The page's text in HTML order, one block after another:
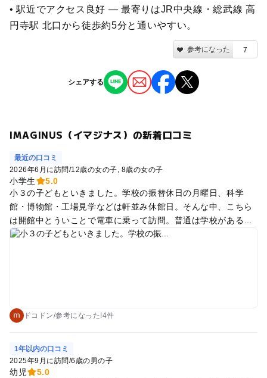
• 駅近でアクセス良好 — 最寄りはJR中央線・総武線 高
円寺駅 北口から徒歩約5分と通いやすい。
参考になった 7
シェアする
IMAGINUS（イマジナス）の新着口コミ
最近の口コミ
2026年6月に訪問/12歳の女の子 8歳の女の子
小学生
5.0
小３の子どもといきました。学校の振替休日の月曜日、科学
館・博物館・工場見学などは軒並み休館日。そんな中、こちら
は開館中とういことで電車に乗って訪問。普通は学校がある日
なので、ガラガラでした。 公開実験室は博士の助手役の役者さ
お金がかかります。全部やったらかなりの金額になるので、あ
す笑。 お昼も館内のカフェで食べて３時間半くらいの滞在時間
でした。年中から小学校低学年くらいまでのこにおすすめで
す！
ドコドン/参考に なった!4件
1年以内の口コミ
2025年9月に訪問/6歳の男の子
幼児
5.0